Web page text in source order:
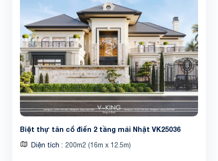
Biệt thự tân cổ điển 2 tầng mái Nhật VK25036
Diện tích 200m2 (16m x 12.5m)